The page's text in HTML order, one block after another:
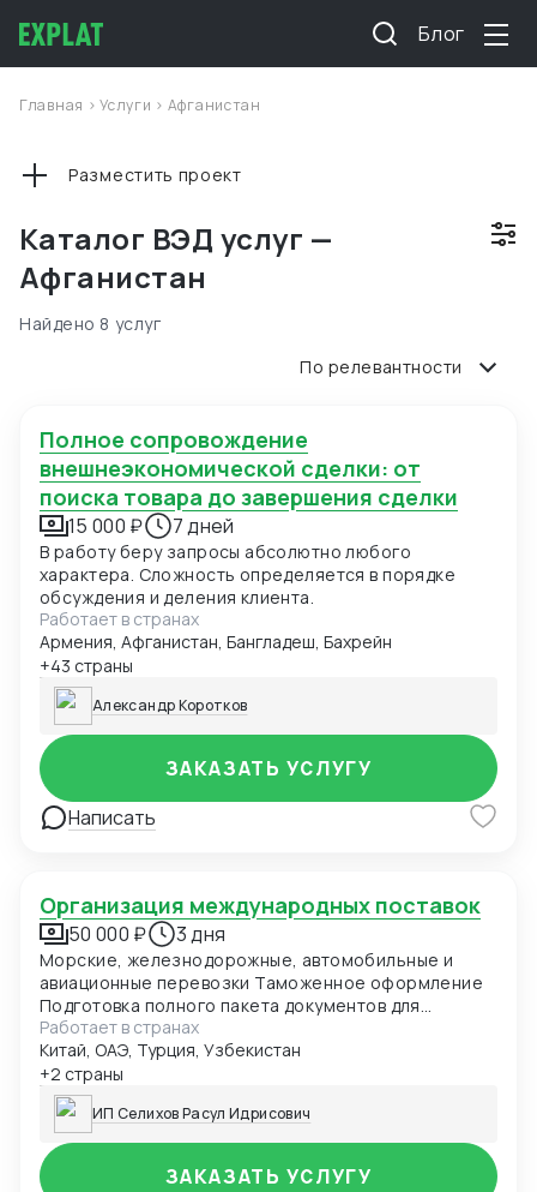
Блог
Главная >Услуги > Афганистан
Каталог ВЭД услуг —
Афганистан
Разместить проект
Найдено 8 услуг
По релевантности
Полное сопровождение
внешнеэкономической сделки: от
поиска товара до завершения сделки
15 000 ₽ 7 дней
В работу беру запросы абсолютно любого
характера. Сложность определяется в порядке
обсуждения и деления клиента.
Работает в странах
Армения, Афганистан, Бангладеш, Бахрейн
+43 страны
Александр Коротков
Написать
ЗАКАЗАТЬ УСЛУГУ
Организация международных поставок
50 000 ₽ 3 дня
Морские, железнодорожные, автомобильные и
авиационные перевозки Таможенное оформление
Подготовка полного пакета документов для
импорта Классификация товаров по ТН ВЭД Расчёт
таможенных платежей (пошлины, НДС, сборы)
Взаимодействие с таможенными представителями и
контроль выпуска грузов Контракты ВЭД, инвойсы,
упаковочные листы
Работает в странах
Китай, ОАЭ, Турция, Узбекистан
+2 страны
ИП Селихов Расул Идрисович
ЗАКАЗАТЬ УСЛУГУ